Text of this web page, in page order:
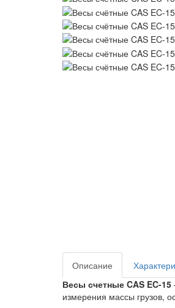
Описание
Весы счетные CAS EC-15
измерения массы грузов,